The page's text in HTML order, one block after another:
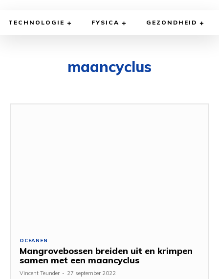
TECHNOLOGIE FYSICA GEZONDHEID
maancyclus
OCEANEN
Mangrovebossen breiden uit en krimpen
samen met een maancyclus
Vincent Teunder - 27 september 2022